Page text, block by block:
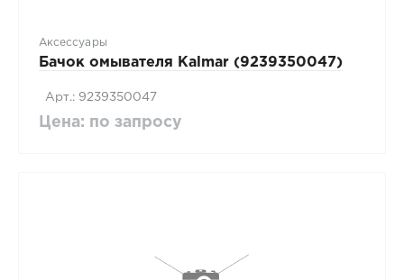
Аксессуары
Бачок омывателя Kalmar (9239350047)
Арт.: 9239350047
Цена: по запросу